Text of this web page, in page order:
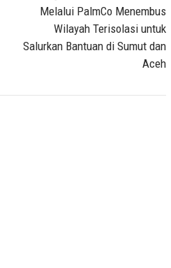
Melalui PalmCo Menembus
Wilayah Terisolasi untuk
Salurkan Bantuan di Sumut dan
Aceh